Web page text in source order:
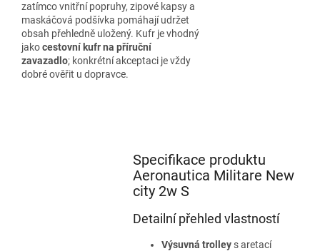
zatímco vnitřní popruhy, zipové kapsy a
maskáčová podšívka pomáhají udržet
obsah přehledně uložený. Kufr je vhodný
jakocestovní kufr na příruční
zavazadlo; konkrétní akceptaci je vždy
dobré ověřit u dopravce.
Specifikace produktu
Aeronautica Militare New
city 2w S
Detailní přehled vlastností
Výsuvná trolleys aretací